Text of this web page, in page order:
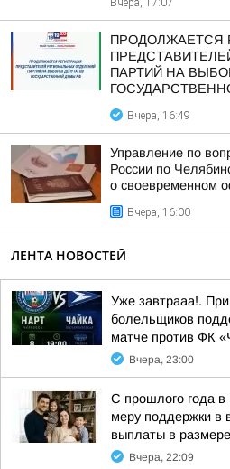
Вчера, 17:07
ПРОДОЛЖАЕТСЯ
ПАРТИЙ НА
Вчера, 16:49
Управление по
России по
о своевременном
Вчера, 16:00
ЛЕНТА НОВОСТЕЙ
Уже завтрааа!.
болельщиков
матче против ФК
Вчера, 23:00
С прошлого года
меру поддержки в
выплаты в
Вчера, 22:09